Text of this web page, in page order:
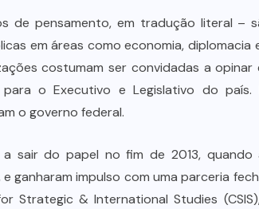
de pensamento, em tradução literal –
em áreas como economia,
costumam ser convidadas a
para o Executivo e Legislativo do
o governo federal.
a sair do papel no fim de 2013,
e ganharam impulso com uma parceria
Strategic & International Studies